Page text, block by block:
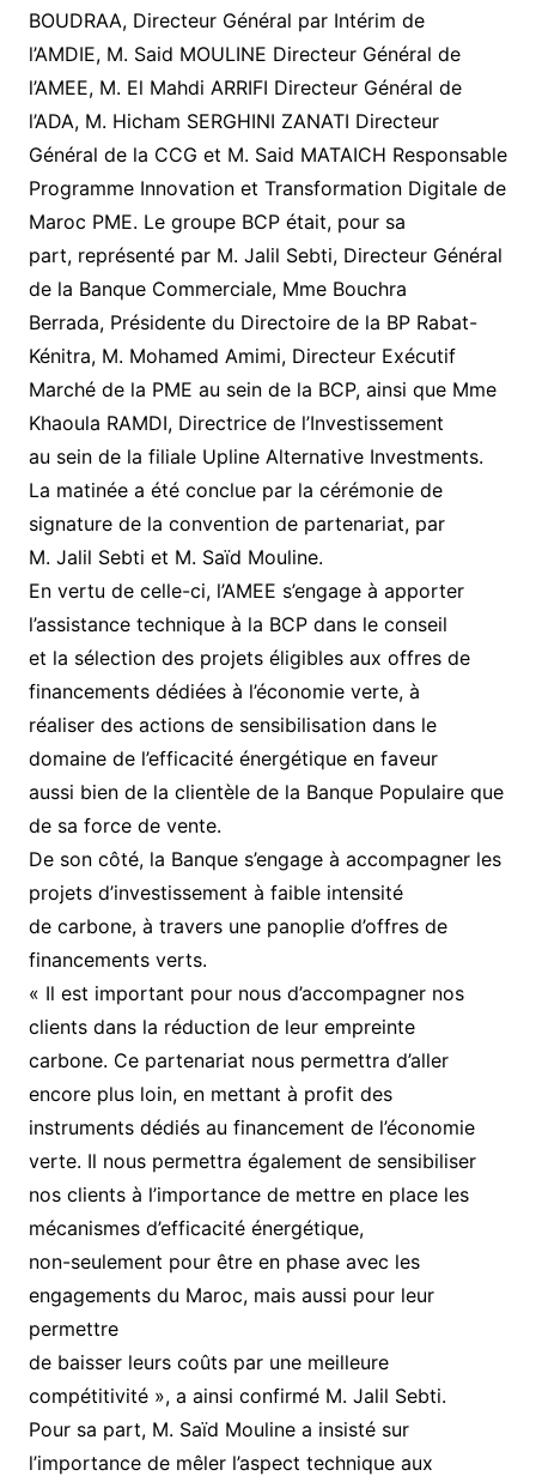
BOUDRAA, Directeur Général par Intérim de
l’AMDIE, M. Said MOULINE Directeur Général de
l’AMEE, M. El Mahdi ARRIFI Directeur Général de
l’ADA, M. Hicham SERGHINI ZANATI Directeur
Général de la CCG et M. Said MATAICH Responsable
Programme Innovation et Transformation Digitale de
Maroc PME. Le groupe BCP était, pour sa
part, représenté par M. Jalil Sebti, Directeur Général
de la Banque Commerciale, Mme Bouchra
Berrada, Présidente du Directoire de la BP Rabat-
Kénitra, M. Mohamed Amimi, Directeur Exécutif
Marché de la PME au sein de la BCP, ainsi que Mme
Khaoula RAMDI, Directrice de l’Investissement
au sein de la filiale Upline Alternative Investments.
La matinée a été conclue par la cérémonie de
signature de la convention de partenariat, par
M. Jalil Sebti et M. Saïd Mouline.
En vertu de celle-ci, l’AMEE s’engage à apporter
l’assistance technique à la BCP dans le conseil
et la sélection des projets éligibles aux offres de
financements dédiées à l’économie verte, à
réaliser des actions de sensibilisation dans le
domaine de l’efficacité énergétique en faveur
aussi bien de la clientèle de la Banque Populaire que
de sa force de vente.
De son côté, la Banque s’engage à accompagner les
projets d’investissement à faible intensité
de carbone, à travers une panoplie d’offres de
financements verts.
« Il est important pour nous d’accompagner nos
clients dans la réduction de leur empreinte
carbone. Ce partenariat nous permettra d’aller
encore plus loin, en mettant à profit des
instruments dédiés au financement de l’économie
verte. Il nous permettra également de sensibiliser
nos clients à l’importance de mettre en place les
mécanismes d’efficacité énergétique,
non-seulement pour être en phase avec les
engagements du Maroc, mais aussi pour leur
permettre
de baisser leurs coûts par une meilleure
compétitivité », a ainsi confirmé M. Jalil Sebti.
Pour sa part, M. Saïd Mouline a insisté sur
l’importance de mêler l’aspect technique aux